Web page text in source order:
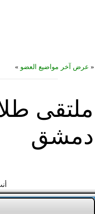
« عرض آخر مواضيع العضو »
ملتقى
دمشق